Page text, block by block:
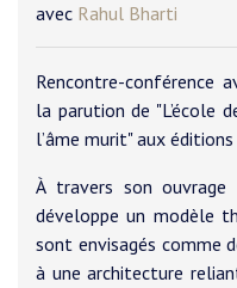
avec Rahul Bharti
Rencontre-conférence
la parution de "L’école
l’âme murit" aux
À travers son ouvrage
développe un modèle
sont envisagés comme
à une architecture